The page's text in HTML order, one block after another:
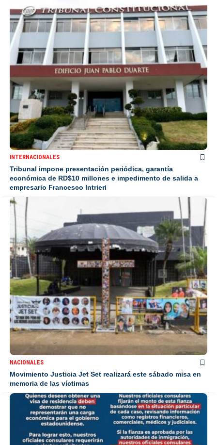
INTERNACIONALES
Tribunal impone presentación periódica, garantía
económica de RD$10 millones e impedimento de salida a
empresario Francesco Intrieri
NACIONALES
Movimiento Justicia Jet Set realizará este sábado misa en
memoria de las víctimas